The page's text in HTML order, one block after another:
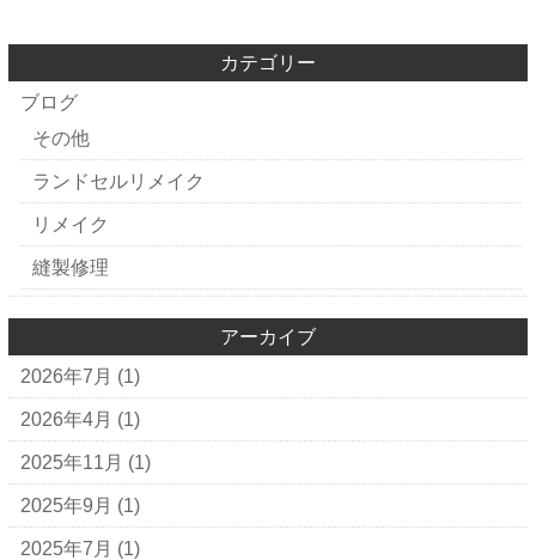
カテゴリー
ブログ
その他
ランドセルリメイク
リメイク
縫製修理
アーカイブ
2026年7月 (1)
2026年4月 (1)
2025年11月 (1)
2025年9月 (1)
2025年7月 (1)